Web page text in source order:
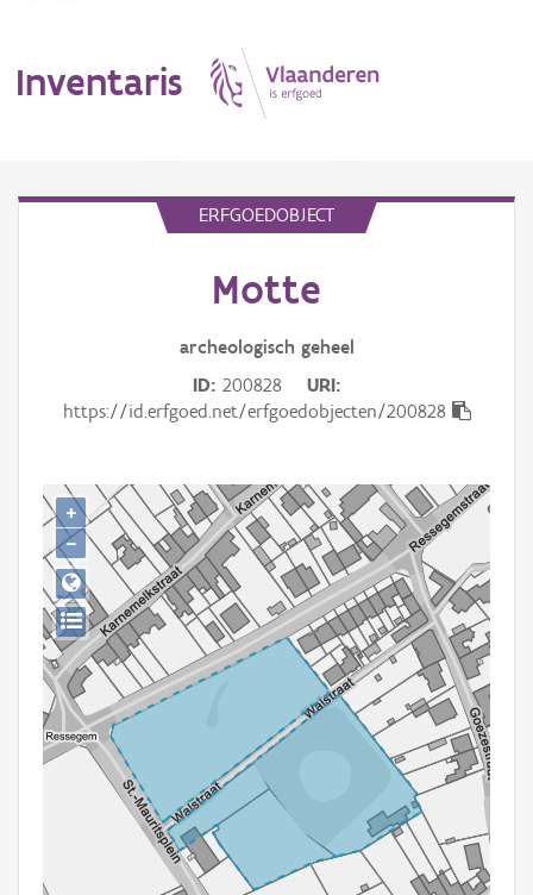
Inventaris
Gebeurtenis
Persoon of collectief
Downloads
Hergebruik
Aanmelden
ERFGOEDOBJECT
Motte
archeologisch geheel
ID 200828
URI
https://id.erfgoed.net/erfgoedobjecten/200828
+
−